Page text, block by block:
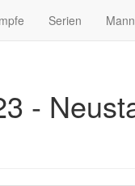
Serien
-